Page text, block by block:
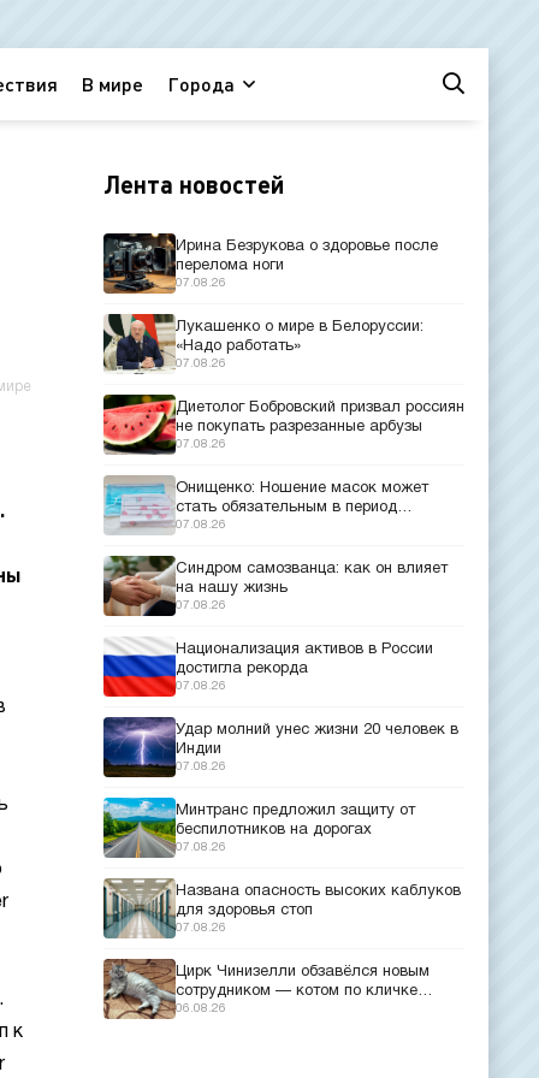
В мире Города
к
Лента новостей
Ирина Безрукова о здоровье после
перелома ноги
07.08.26
Лукашенко о мире в Белоруссии:
«Надо работать»
07.08.26
Диетолог Бобровский призвал россиян
не покупать разрезанные арбузы
07.08.26
Онищенко: Ношение масок может
стать обязательным в период
эпидемий
07.08.26
Синдром самозванца: как он влияет
на нашу жизнь
07.08.26
Национализация активов в России
достигла рекорда
07.08.26
Удар молний унес жизни 20 человек в
Индии
07.08.26
Минтранс предложил защиту от
беспилотников на дорогах
07.08.26
Названа опасность высоких каблуков
для здоровья стоп
07.08.26
Цирк Чинизелли обзавёлся новым
сотрудником — котом по кличке
Манеж из Эрмитажа
06.08.26